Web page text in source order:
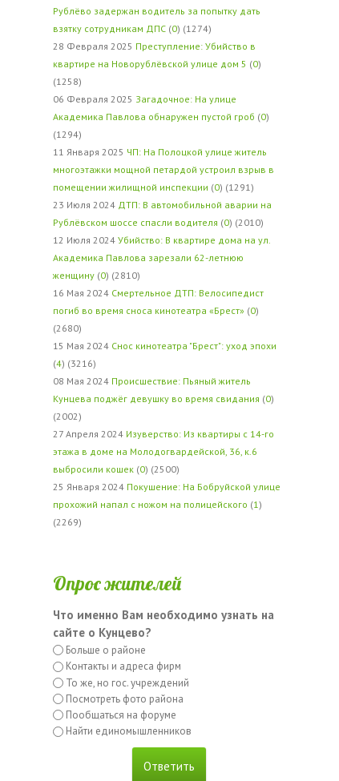
Рублёво задержан водитель за попытку дать
взятку сотрудникам ДПС (0) (1274)
28 Февраля 2025 Преступление: Убийство в
квартире на Новорублёвской улице дом 5 (0)
(1258)
06 Февраля 2025 Загадочное: На улице
Академика Павлова обнаружен пустой гроб (0)
(1294)
11 Января 2025 ЧП: На Полоцкой улице житель
многоэтажки мощной петардой устроил взрыв в
помещении жилищной инспекции (0) (1291)
23 Июля 2024 ДТП: В автомобильной аварии на
Рублёвском шоссе спасли водителя (0) (2010)
12 Июля 2024 Убийство: В квартире дома на ул.
Академика Павлова зарезали 62-летнюю
женщину (0) (2810)
16 Мая 2024 Смертельное ДТП: Велосипедист
погиб во время сноса кинотеатра «Брест» (0)
(2680)
15 Мая 2024 Снос кинотеатра "Брест": уход эпохи
(4) (3216)
08 Мая 2024 Происшествие: Пьяный житель
Кунцева поджёг девушку во время свидания (0)
(2002)
27 Апреля 2024 Изуверство: Из квартиры с 14-го
этажа в доме на Молодогвардейской, 36, к.6
выбросили кошек (0) (2500)
25 Января 2024 Покушение: На Бобруйской улице
прохожий напал с ножом на полицейского (1)
(2269)
Опрос жителей
Что именно Вам необходимо узнать на
сайте о Кунцево?
Больше о районе
Контакты и адреса фирм
То же, но гос. учреждений
Посмотреть фото района
Пообщаться на форуме
Найти единомышленников